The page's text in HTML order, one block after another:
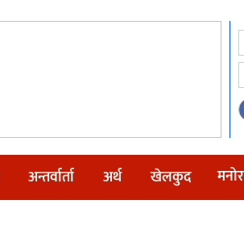
अन्तर्वार्ता अर्थ खेलकुद